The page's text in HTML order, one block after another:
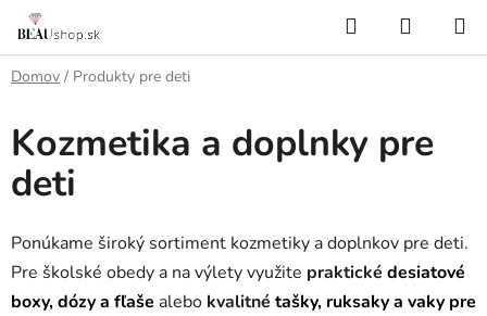
Prejsť
obsah
Hľadať
KOŠÍK
Domov / Produkty pre deti
Kozmetika a doplnky pre
deti
Ponúkame široký sortiment kozmetiky a doplnkov pre deti.
Pre školské obedy a na výlety využite praktické desiatové
boxy, dózy a fľaše alebo kvalitné tašky, ruksaky a vaky pre